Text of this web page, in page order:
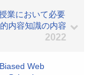
業において必要
内容知識の内容
2022
Web